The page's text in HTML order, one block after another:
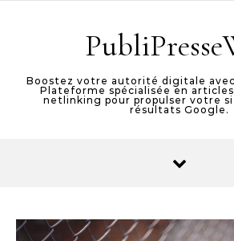
Boostez votre autorité digitale avec
Plateforme spécialisée en
netlinking pour propulser votre
résultats Google.